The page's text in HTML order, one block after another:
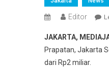
Editor
JAKARTA,
Prapatan, Jakarta
dari Rp2 miliar.